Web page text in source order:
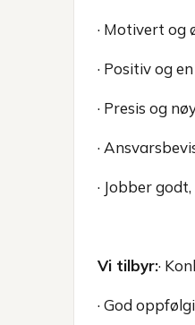
· Motivert og
· Positiv og
· Presis og
·
· Jobber
Vi tilbyr:·
· God